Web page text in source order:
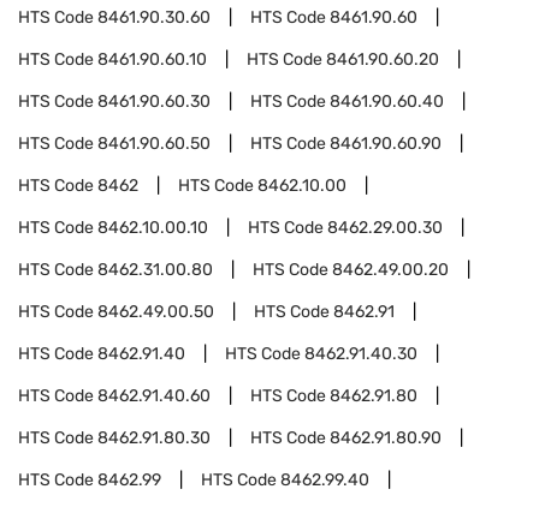
HTS Code8461.90.30.60 HTS Code8461.90.60
HTS Code8461.90.60.10 HTS Code8461.90.60.20
HTS Code8461.90.60.30 HTS Code8461.90.60.40
HTS Code8461.90.60.50 HTS Code8461.90.60.90
HTS Code8462 HTS Code8462.10.00
HTS Code8462.10.00.10 HTS Code8462.29.00.30
HTS Code8462.31.00.80 HTS Code8462.49.00.20
HTS Code8462.49.00.50 HTS Code8462.91
HTS Code8462.91.40 HTS Code8462.91.40.30
HTS Code8462.91.40.60 HTS Code8462.91.80
HTS Code8462.91.80.30 HTS Code8462.91.80.90
HTS Code8462.99 HTS Code8462.99.40